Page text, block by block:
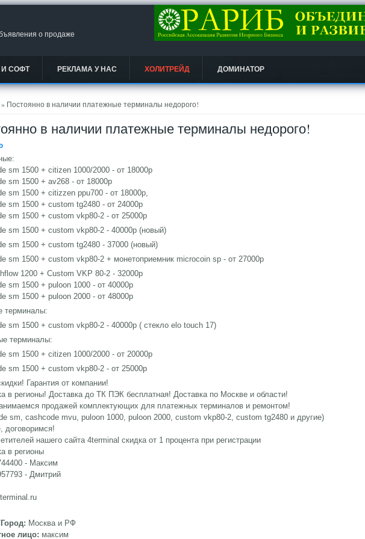
о продаже
СОФТ РЕКЛАМА У НАС ХОЛИТРЕЙД ДОМИНАТОР
» Постоянно в наличии платежные терминалы недорого!
в наличии платежные терминалы недорого!
sm 1500 + citizen 1000/2000 - от 18000р
sm 1500 + av268 - от 18000р
sm 1500 + citizzen ppu700 - от 18000р,
sm 1500 + custom tg2480 - от 24000р
sm 1500 + custom vkp80-2 - от 25000р
sm 1500 + custom vkp80-2 - 40000р (новый)
sm 1500 + custom tg2480 - 37000 (новый)
sm 1500 + custom vkp80-2 + монетоприемник microcoin sp - от 27000р
1200 + Custom VKP 80-2 - 32000р
sm 1500 + puloon 1000 - от 40000р
sm 1500 + puloon 2000 - от 48000р
терминалы:
sm 1500 + custom vkp80-2 - 40000р ( стекло elo touch 17)
терминалы:
sm 1500 + citizen 1000/2000 - от 20000р
sm 1500 + custom vkp80-2 - от 25000р
Гарантия от компании!
в регионы! Доставка до ТК ПЭК бесплатная! Доставка по Москве и области!
продажей комплектующих для платежных терминалов и ремонтом!
sm, cashcode mvu, puloon 1000, puloon 2000, custom vkp80-2, custom tg2480 и другие)
договоримся!
нашего сайта 4terminal скидка от 1 процента при регистрации
в регионы
- Максим
- Дмитрий
Москва и РФ
лицо: максим